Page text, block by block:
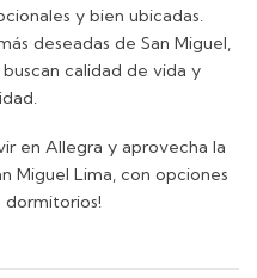
y bien ubicadas.
deseadas de San Miguel,
calidad de vida y
en Allegra y aprovecha la
Miguel Lima, con opciones
dormitorios!